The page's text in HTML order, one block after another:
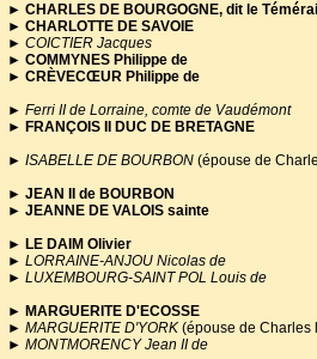
► CHARLES DE BOURGOGNE, dit le
► CHARLOTTE DE SAVOIE
► COICTIER Jacques
► COMMYNES Philippe de
► CRÈVECŒUR Philippe de
► Ferri II de Lorraine, comte de Vaudémont
► FRANÇOIS II DUC DE BRETAGNE
► ISABELLE DE BOURBON (épouse de
► JEAN II de BOURBON
► JEANNE DE VALOIS sainte
► LE DAIM Olivier
► LORRAINE-ANJOU Nicolas de
► LUXEMBOURG-SAINT POL Louis de
► MARGUERITE D'ECOSSE
► MARGUERITE D'YORK (épouse de Charles
► MONTMORENCY Jean II de